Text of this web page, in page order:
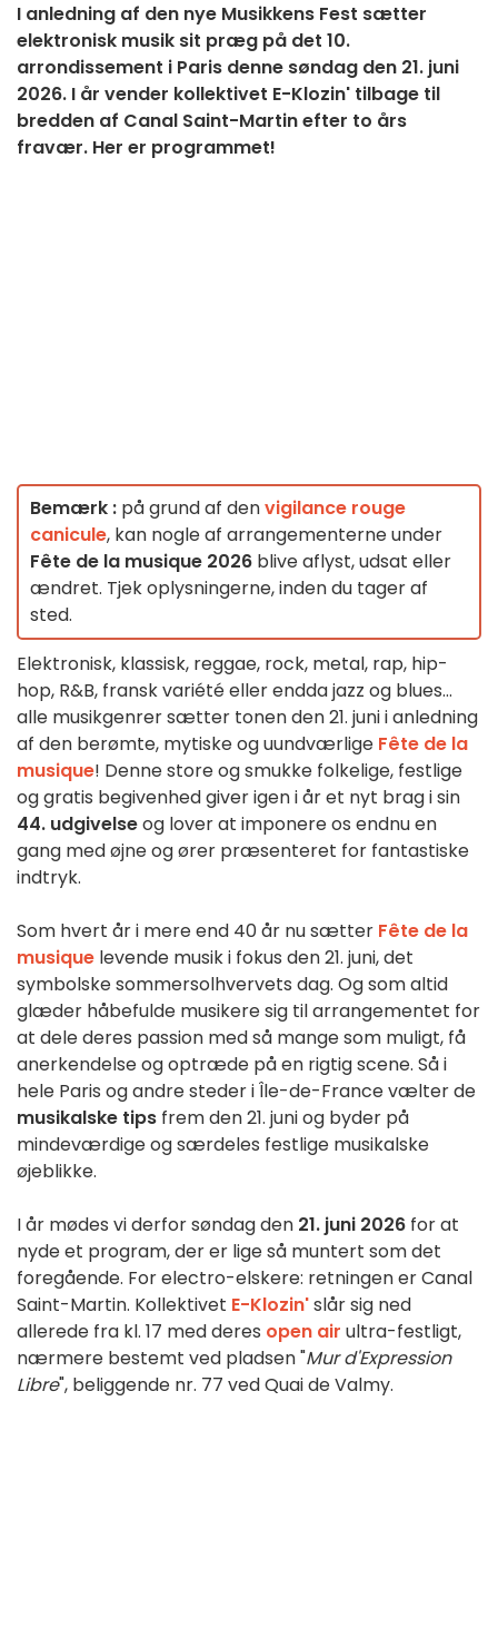
I anledning af den nye Musikkens Fest sætter
elektronisk musik sit præg på det 10.
arrondissement i Paris denne søndag den 21. juni
2026. I år vender kollektivet E-Klozin' tilbage til
bredden af Canal Saint-Martin efter to års
fravær. Her er programmet!
Bemærk : på grund af denvigilance rouge
canicule, kan nogle af arrangementerne under
Fête de la musique 2026 blive aflyst, udsat eller
ændret. Tjek oplysningerne, inden du tager af
sted.
Elektronisk, klassisk, reggae, rock, metal, rap, hip-
hop, R&B, fransk variété eller endda jazz og blues...
alle musikgenrer sætter tonen den 21. juni i anledning
af den berømte, mytiske og uundværlige Fête de la
musique! Denne store og smukke folkelige, festlige
og gratis begivenhed giver igen i år et nyt brag i sin
44. udgivelseog lover at imponere os endnu en
gang med øjne og ører præsenteret for fantastiske
indtryk.
Som hvert år i mere end 40 år nu sætter Fête de la
musique levende musik i fokus den 21. juni, det
symbolske sommersolhvervets dag. Og som altid
glæder håbefulde musikere sig til arrangementet for
at dele deres passion med så mange som muligt, få
anerkendelse og optræde på en rigtig scene. Så i
hele Paris og andre steder i Île-de-France vælter de
musikalske tips frem den 21. juni og byder på
mindeværdige og særdeles festlige musikalske
øjeblikke.
I år mødes vi derfor søndag den 21. juni 2026 for at
nyde et program, der er lige så muntert som det
foregående. For electro-elskere: retningen er Canal
Saint-Martin. Kollektivet E-Klozin'slår sig ned
allerede fra kl. 17 med deres open air ultra-festligt,
nærmere bestemt ved pladsen "Mur d'Expression
Libre", beliggende nr. 77 ved Quai de Valmy.